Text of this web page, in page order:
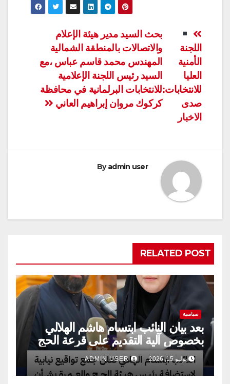
تصفّح
المقالات
بحث السيد مدير هيئة الإعلام
والاتصالات بالمنطقة الشمالية
المهندس محمد قاسم عباس ،مع
السيد رئيس اللجنة الإعلامية
للانتخابات البرلمانية في محافظة
كركوك مروان إبراهيم العاني
اللجنة
الأمنية
العليا
للانتخابات:
صدى
الاخبار
Byadmin user
RELATED POST
سياسية
بعد بيان النائب ابتسام هاشم الهلالي
بخصوص آلية التقديم على قرعة الحج
يوليو 15, 2026 ADMIN USER